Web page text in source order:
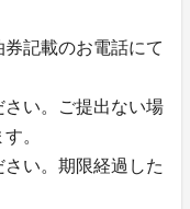
記載のお電話にて
い。ご提出ない場
。
い。期限経過した